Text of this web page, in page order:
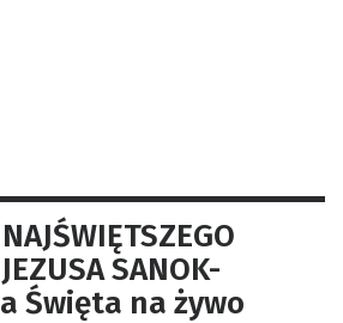
SANOK-
Święta na żywo